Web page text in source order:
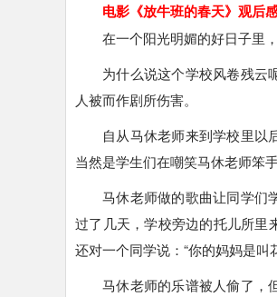
电影《放牛班的春天》观后
在一个阳光明媚的好日子里
为什么说这个学校风卷残云
人被而作剧所伤害。
自从马休老师来到学校里以
当然是学生们在嘲笑马休老师笨手
马休老师做的歌曲让同学们
过了几天，学校旁边的托儿所里
还对一个同学说：“你的妈妈是叫
马休老师的乐谱被人偷了，